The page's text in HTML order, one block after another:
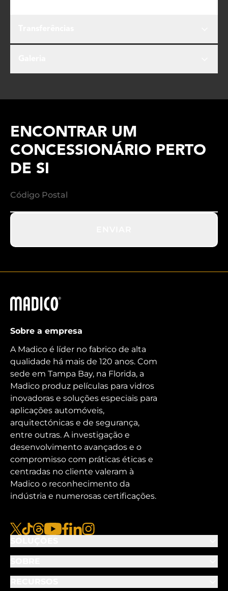
ENCONTRAR UM
CONCESSIONÁRIO PERTO
DE SI
Madico
Sobre a empresa
A Madico é líder no fabrico de alta
qualidade há mais de 120 anos. Com
sede em Tampa Bay, na Florida, a
Madico produz películas para vidros
inovadoras e soluções especiais para
aplicações automóveis,
arquitectónicas e de segurança,
entre outras. A investigação e
desenvolvimento avançados e o
compromisso com práticas éticas e
centradas no cliente valeram à
Madico o reconhecimento da
indústria e numerosas certificações.